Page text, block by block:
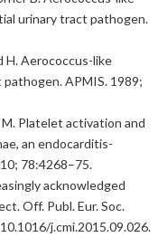
urinary tract pathogen.
H. Aerococcus-like
APMIS. 1989;
Platelet activation and
an endocarditis-
78:4268–75.
acknowledged
Off. Publ. Eur. Soc.
j.cmi.2015.09.026.